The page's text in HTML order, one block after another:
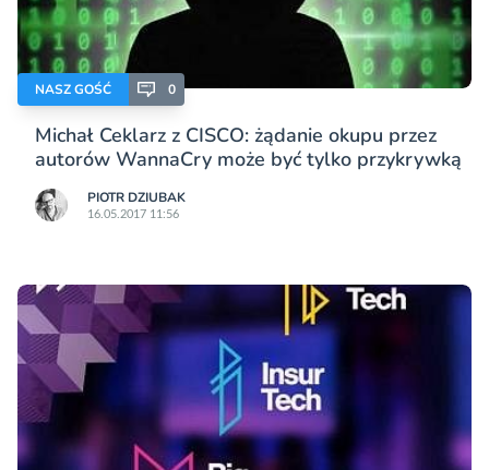
NASZ GOŚĆ 0
Michał Ceklarz z CISCO: żądanie okupu przez
autorów WannaCry może być tylko przykrywką
PIOTR DZIUBAK
16.05.2017 11:56